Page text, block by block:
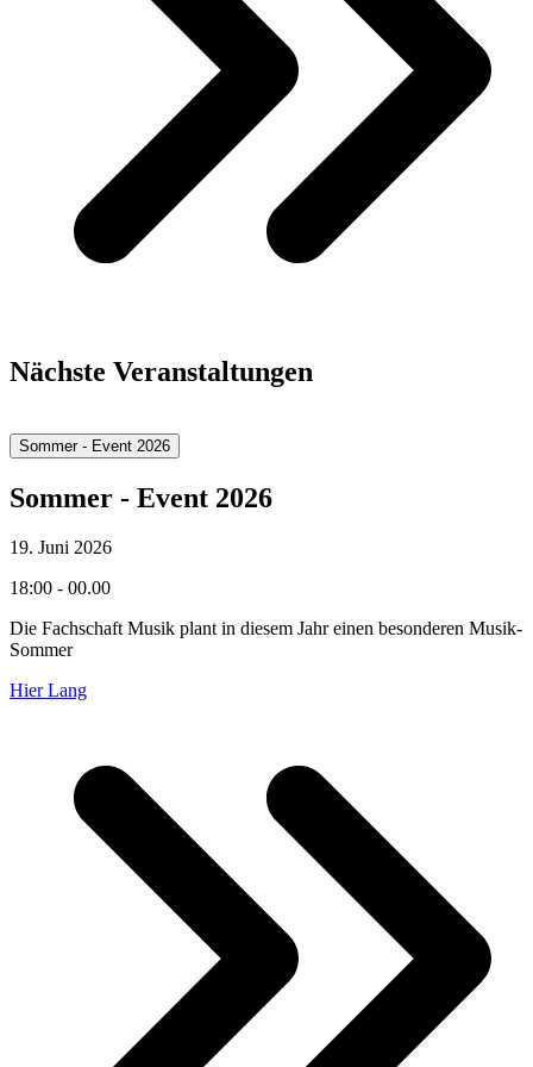
Nächste Veranstaltungen
Sommer - Event 2026
Sommer - Event 2026
19. Juni 2026
18:00 - 00.00
Die Fachschaft Musik plant in diesem Jahr einen besonderen Musik-
Sommer
Hier Lang